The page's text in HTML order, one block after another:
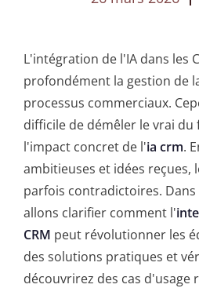
L'intégration de l'IA dans les
profondément la gestion de
processus commerciaux.
difficile de démêler le vrai
l'impact concret de l'ia crm.
ambitieuses et idées
parfois contradictoires.
allons clarifier comment l'
CRM peut révolutionner les
des solutions pratiques et
découvrirez des cas d'usage